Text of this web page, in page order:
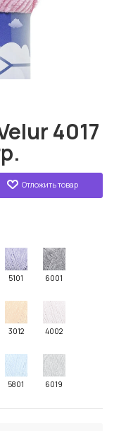
4017
Отложить товар
5101 6001
3012 4002
5801 6019